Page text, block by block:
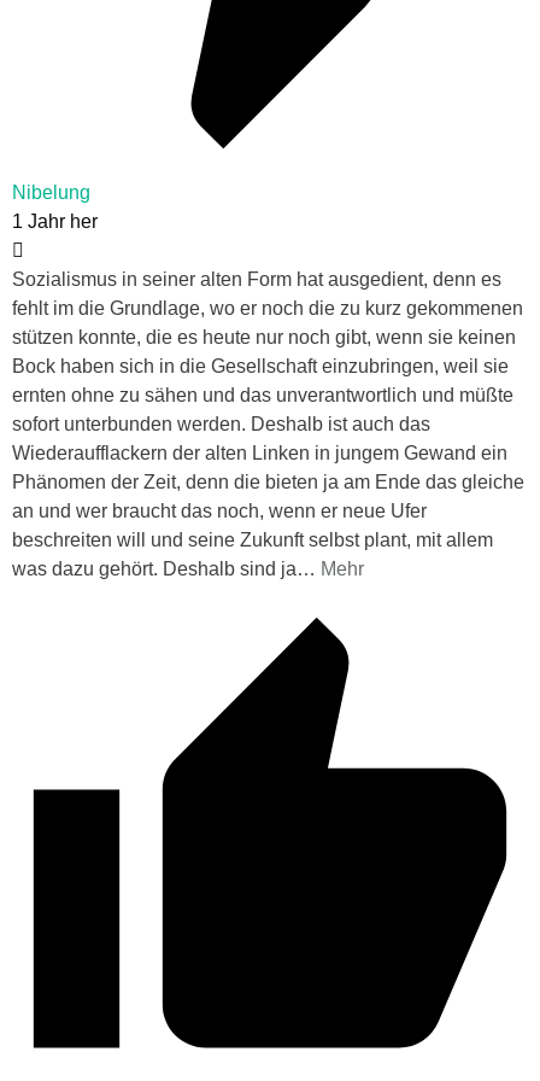
Nibelung
1 Jahr her
Sozialismus in seiner alten Form hat ausgedient, denn es
fehlt im die Grundlage, wo er noch die zu kurz gekommenen
stützen konnte, die es heute nur noch gibt, wenn sie keinen
Bock haben sich in die Gesellschaft einzubringen, weil sie
ernten ohne zu sähen und das unverantwortlich und müßte
sofort unterbunden werden. Deshalb ist auch das
Wiederaufflackern der alten Linken in jungem Gewand ein
Phänomen der Zeit, denn die bieten ja am Ende das gleiche
an und wer braucht das noch, wenn er neue Ufer
beschreiten will und seine Zukunft selbst plant, mit allem
was dazu gehört. Deshalb sind ja… Mehr